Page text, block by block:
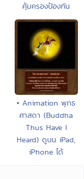
คุ้มครองป้องกัน
• Animation พุทธ
ศาสดา (Buddha
Thus Have I
Heard) ดูบน iPad,
iPhone ได้